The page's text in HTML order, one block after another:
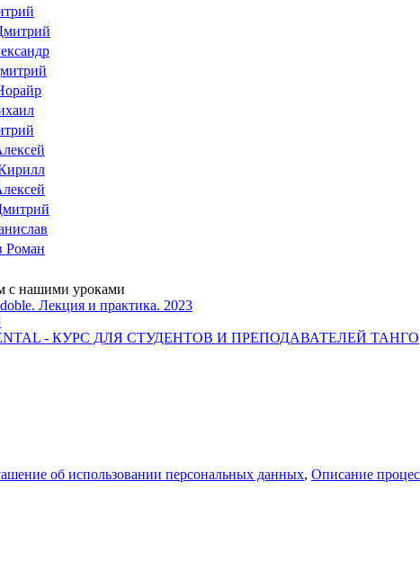
Роман
с нашими уроками
Лекция и практика. 2023
- КУРС ДЛЯ СТУДЕНТОВ И ПРЕПОДАВАТЕЛЕЙ ТАНГО
об использовании персональных данных, Описание